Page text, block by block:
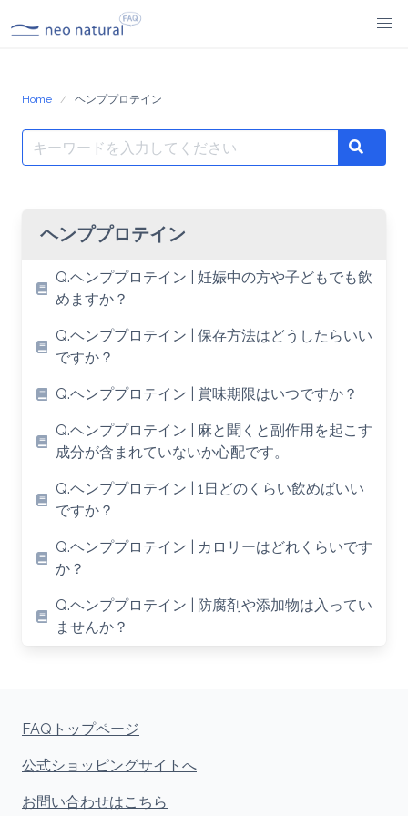
to
Home ヘンププロテイン
Search
for:
Search
ヘンププロテイン
Q.ヘンププロテイン | 妊娠中の方や子どもでも飲
めますか？
Q.ヘンププロテイン | 保存方法はどうしたらいい
ですか？
Q.ヘンププロテイン | 賞味期限はいつですか？
Q.ヘンププロテイン | 麻と聞くと副作用を起こす
成分が含まれていないか心配です。
Q.ヘンププロテイン | 1日どのくらい飲めばいい
ですか？
Q.ヘンププロテイン | カロリーはどれくらいです
か？
Q.ヘンププロテイン | 防腐剤や添加物は入ってい
ませんか？
FAQトップページ
公式ショッピングサイトへ
お問い合わせはこちら